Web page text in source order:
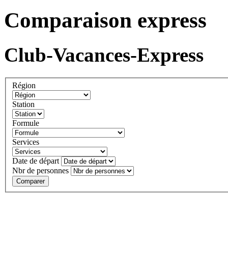
Comparaison express
Club-Vacances-Express
Région
Station
Formule
Services
Date de départ
Nbr de personnes
Comparer